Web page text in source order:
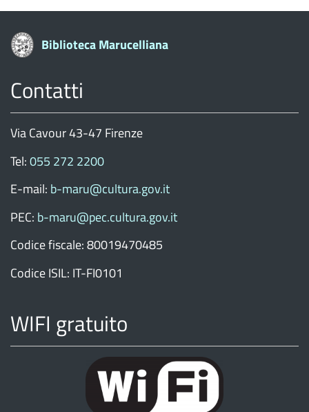
Biblioteca Marucelliana
Contatti
Via Cavour 43-47 Firenze
Tel:055 272 2200
E-mail: b-maru@cultura.gov.it
PEC: b-maru@pec.cultura.gov.it
Codice fiscale: 80019470485
Codice ISIL: IT-FI0101
WIFI gratuito